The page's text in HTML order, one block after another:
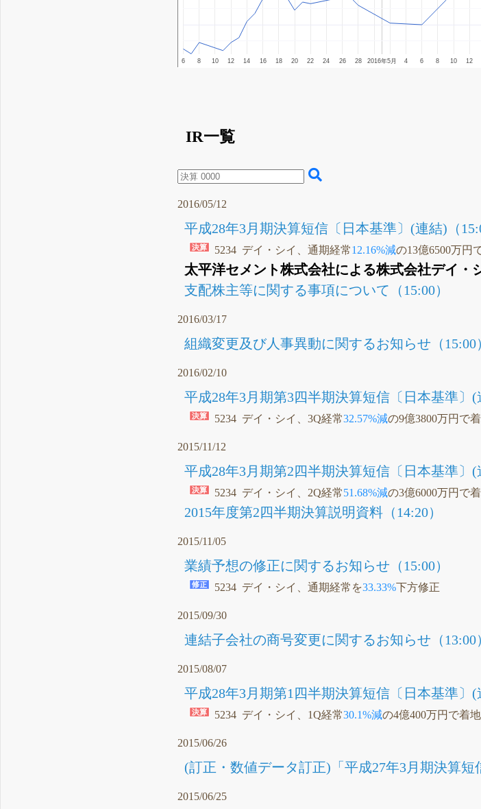
2016年5月
6 8 10 12 14 16 18 20 22 24 26 28 4 6 8 10 12
IR一覧
2016/05/12
平成28年3月期決算短信〔日本基準〕(連結)（
5234 デイ・シイ、通期経常12.16%減の13億6500万円
太平洋セメント株式会社による株式会社デイ・
支配株主等に関する事項について（15:00）
2016/03/17
組織変更及び人事異動に関するお知らせ（15:00
2016/02/10
平成28年3月期第3四半期決算短信〔日本基準〕(
5234 デイ・シイ、3Q経常32.57%減の9億3800万円で
2015/11/12
平成28年3月期第2四半期決算短信〔日本基準〕(
5234 デイ・シイ、2Q経常51.68%減の3億6000万円で
2015年度第2四半期決算説明資料（14:20）
2015/11/05
業績予想の修正に関するお知らせ（15:00）
5234 デイ・シイ、通期経常を33.33%下方修正
2015/09/30
連結子会社の商号変更に関するお知らせ（13:00
2015/08/07
平成28年3月期第1四半期決算短信〔日本基準〕(
5234 デイ・シイ、1Q経常30.1%減の4億400万円で着地
2015/06/26
(訂正・数値データ訂正)「平成27年3月期決算
2015/06/25